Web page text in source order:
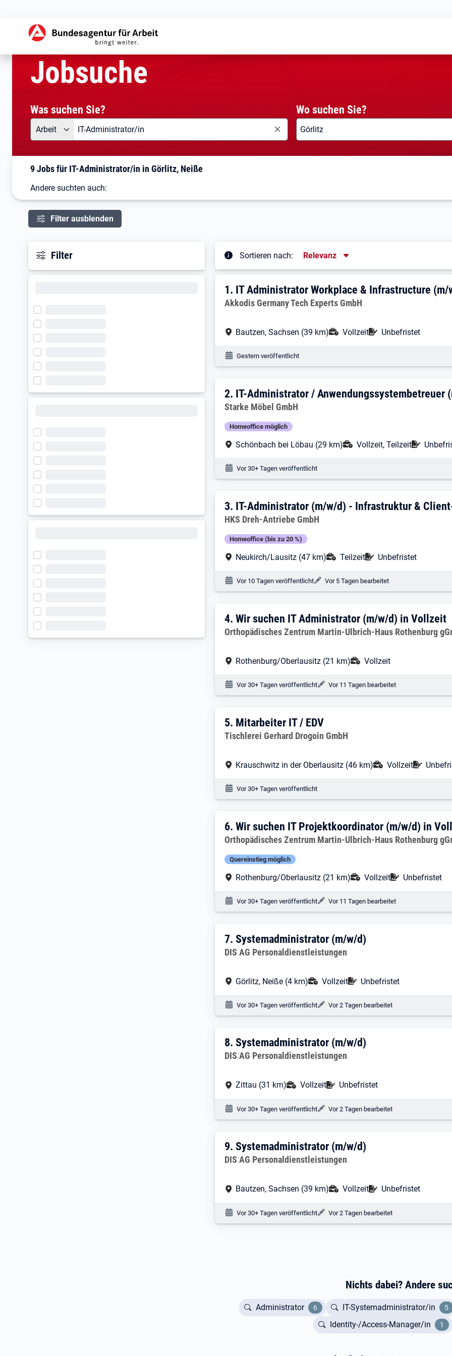
Startseite
Jobsuche
Was suchen Sie?
Angebotsart
Arbeit Was suchen Sie?
Wo suchen Sie?
9 Jobs für IT-Administrator/in in Görlitz, Neiße
Andere suchten auch:
Filter ausblenden
Filter Sortieren nach: Sortierung
Relevanz
Ergebnisliste
1. Ergebnis: IT Administrator
1. IT Administrator Workplace & Infrastructure (m/
Arbeitgeber:
Akkodis Germany Tech Experts GmbH
Arbeitsort:
Bautzen, Sachsen (39 km) Anstellungsart:
Vollzeit Befristung:
Unbefristet
Veröffentlichungsdatum:
Gestern veröffentlicht
2. Ergebnis: IT-Administrator /
2. IT-Administrator / Anwendungssystembetreuer
Arbeitgeber:
Starke Möbel GmbH
Homeoffice möglich
Arbeitsort:
Schönbach bei Löbau (29 km) Anstellungsart:
Vollzeit, Teilzeit
Veröffentlichungsdatum:
Vor 30+ Tagen veröffentlicht
3. Ergebnis: IT-Administrator (m/w/d) -
3. IT-Administrator (m/w/d) - Infrastruktur &
Arbeitgeber:
HKS Dreh-Antriebe GmbH
Homeoffice (bis zu 20 %)
Arbeitsort:
Neukirch/Lausitz (47 km) Anstellungsart:
Teilzeit Befristung:
Unbefristet
Veröffentlichungsdatum:
Vor 10 Tagen veröffentlicht Änderungsdatum:
Vor 5 Tagen bearbeitet
4. Ergebnis: Wir suchen IT
4.Wir suchen IT Administrator (m/w/d) in Vollzeit
Arbeitgeber:
Orthopädisches Zentrum Martin-Ulbrich-Haus Rothenburg
Arbeitsort:
Rothenburg/Oberlausitz (21 km) Anstellungsart:
Vollzeit
Veröffentlichungsdatum:
Vor 30+ Tagen veröffentlicht Änderungsdatum:
Vor 11 Tagen bearbeitet
5. Ergebnis: Mitarbeiter IT / EDV
5. Mitarbeiter IT / EDV
Arbeitgeber:
Tischlerei Gerhard Drogoin GmbH
Arbeitsort:
Krauschwitz in der Oberlausitz (46 km) Anstellungsart:
Vollzeit
Veröffentlichungsdatum:
Vor 30+ Tagen veröffentlicht
6. Ergebnis: Wir suchen IT
6.Wir suchen IT Projektkoordinator (m/w/d) in
Arbeitgeber:
Orthopädisches Zentrum Martin-Ulbrich-Haus Rothenburg
Quereinstieg möglich
Arbeitsort:
Rothenburg/Oberlausitz (21 km) Anstellungsart:
Vollzeit Befristung:
Unbefristet
Veröffentlichungsdatum:
Vor 30+ Tagen veröffentlicht Änderungsdatum:
Vor 11 Tagen bearbeitet
7. Ergebnis: Systemadministrator (m/w/
7.Systemadministrator (m/w/d)
Arbeitgeber:
DIS AG Personaldienstleistungen
Arbeitsort:
Görlitz, Neiße (4 km) Anstellungsart:
Vollzeit Befristung:
Unbefristet
Veröffentlichungsdatum:
Vor 30+ Tagen veröffentlicht Änderungsdatum:
Vor 2 Tagen bearbeitet
8. Ergebnis: Systemadministrator (m/w/
8.Systemadministrator (m/w/d)
Arbeitgeber:
DIS AG Personaldienstleistungen
Arbeitsort:
Zittau (31 km) Anstellungsart:
Vollzeit Befristung:
Unbefristet
Veröffentlichungsdatum:
Vor 30+ Tagen veröffentlicht Änderungsdatum:
Vor 2 Tagen bearbeitet
9. Ergebnis: Systemadministrator (m/w/
9.Systemadministrator (m/w/d)
Arbeitgeber:
DIS AG Personaldienstleistungen
Arbeitsort:
Bautzen, Sachsen (39 km) Anstellungsart:
Vollzeit Befristung:
Unbefristet
Veröffentlichungsdatum:
Vor 30+ Tagen veröffentlicht Änderungsdatum:
Vor 2 Tagen bearbeitet
Nichts dabei? Andere
Administrator 6 IT-Systemadministrator/in 5
Identity-/Access-Manager/in 1